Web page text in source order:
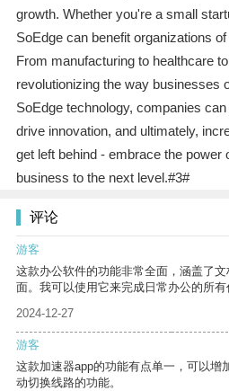
growth. Whether you're a small
SoEdge can benefit organizations
From manufacturing to healthcare
revolutionizing the way businesses
SoEdge technology, companies
drive innovation, and ultimately,
get left behind - embrace the power
business to the next level.#3#
评论
游客
这款办公软件的功能非常全面，涵盖了
面。我可以使用它来完成日常办公的所有
2024-12-27
游客
这款加速器app的功能有点单一，可以增
动切换线路的功能。